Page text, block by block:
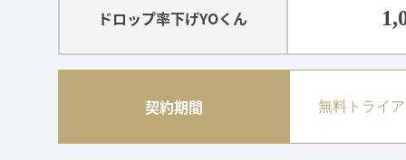
ドロップ率下げYOくん
契約期間 無料トライ